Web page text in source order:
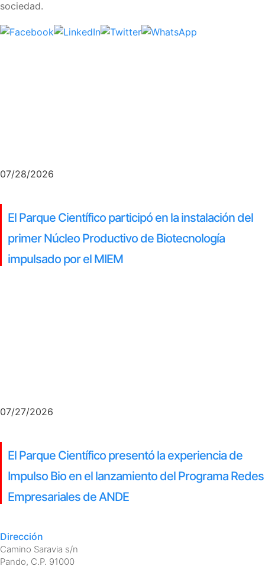
sociedad.
07/28/2026
El Parque Científico participó en la instalación del
primer Núcleo Productivo de Biotecnología
impulsado por el MIEM
07/27/2026
El Parque Científico presentó la experiencia de
Impulso Bio en el lanzamiento del Programa Redes
Empresariales de ANDE
Dirección
Camino Saravia s/n
Pando, C.P. 91000